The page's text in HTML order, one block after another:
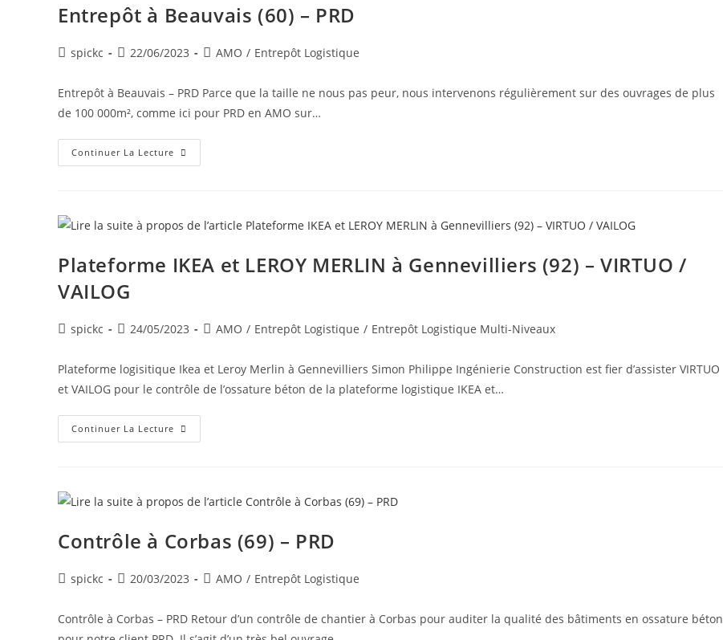
Entrepôt à Beauvais (60) – PRD
spickc 22/06/2023 AMO / Entrepôt Logistique
Entrepôt à Beauvais – PRD Parce que la taille ne nous pas peur, nous intervenons régulièrement sur des ouvrages de plus
de 100 000m², comme ici pour PRD en AMO sur…
Continuer La Lecture
Plateforme IKEA et LEROY MERLIN à Gennevilliers (92) – VIRTUO /
VAILOG
spickc 24/05/2023 AMO / Entrepôt Logistique / Entrepôt Logistique Multi-Niveaux
Plateforme logisitique Ikea et Leroy Merlin à Gennevilliers Simon Philippe Ingénierie Construction est fier d’assister VIRTUO
et VAILOG pour le contrôle de l’ossature béton de la plateforme logistique IKEA et…
Continuer La Lecture
Contrôle à Corbas (69) – PRD
spickc 20/03/2023 AMO / Entrepôt Logistique
Contrôle à Corbas – PRD Retour d’un contrôle de chantier à Corbas pour auditer la qualité des bâtiments en ossature béton